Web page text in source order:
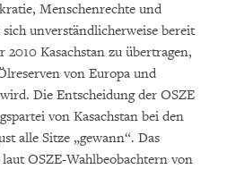
Menschenrechte und
unverständlicherweise bereit
Kasachstan zu übertragen,
von Europa und
Die Entscheidung der OSZE
von Kasachstan bei den
alle Sitze „gewann“. Das
OSZE-Wahlbeobachtern von